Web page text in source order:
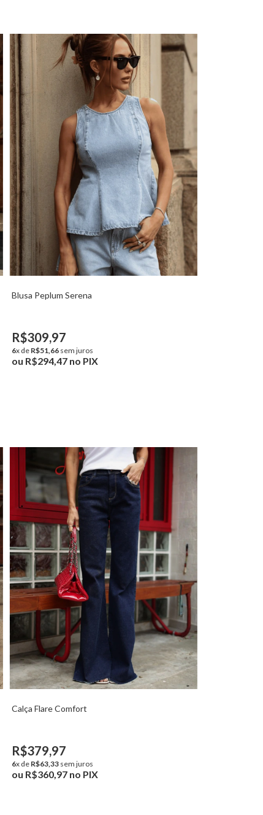
Blusa Peplum Serena
R$309,97
6x de R$51,66 sem juros
ou R$294,47 no PIX
Calça Flare Comfort
R$379,97
6x de R$63,33 sem juros
ou R$360,97 no PIX